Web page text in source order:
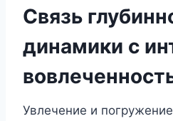
Связь
динамики с
Увлечение и